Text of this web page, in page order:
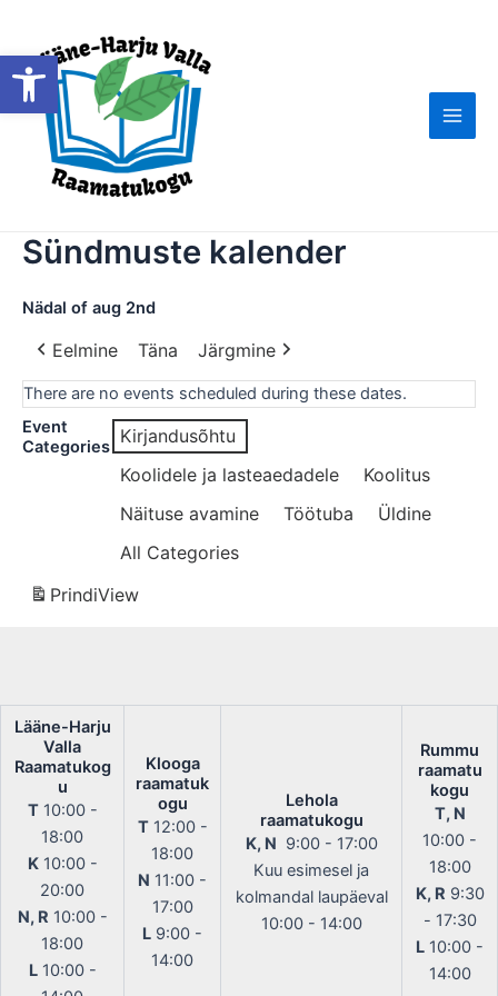
Open toolbar
content
Main
Sündmuste kalender
Nädal of aug 2nd
Eelmine Täna Järgmine
There are no events scheduled during these dates.
Event
Categories Kirjandusõhtu
Koolidele ja lasteaedadele
Koolitus
Näituse avamine
Töötuba
Üldine
All Categories
PrindiView
Lääne-Harju
Valla
Raamatukog
u
T10:00 -
18:00
K10:00 -
20:00
N, R 10:00 -
18:00
L10:00 -
Klooga
raamatuk
ogu
T12:00 -
18:00
N 11:00 -
17:00
L 9:00 -
14:00
Lehola
raamatukogu
K, N 9:00 - 17:00
Kuu esimesel ja
kolmandal laupäeval
10:00 - 14:00
Rummu
raamatu
kogu
T, N
10:00 -
18:00
K, R 9:30
- 17:30
L 10:00 -
14:00